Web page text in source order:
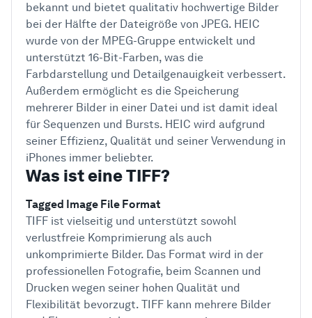
bekannt und bietet qualitativ hochwertige Bilder
bei der Hälfte der Dateigröße von JPEG. HEIC
wurde von der MPEG-Gruppe entwickelt und
unterstützt 16-Bit-Farben, was die
Farbdarstellung und Detailgenauigkeit verbessert.
Außerdem ermöglicht es die Speicherung
mehrerer Bilder in einer Datei und ist damit ideal
für Sequenzen und Bursts. HEIC wird aufgrund
seiner Effizienz, Qualität und seiner Verwendung in
iPhones immer beliebter.
Was ist eine TIFF?
Tagged Image File Format
TIFF ist vielseitig und unterstützt sowohl
verlustfreie Komprimierung als auch
unkomprimierte Bilder. Das Format wird in der
professionellen Fotografie, beim Scannen und
Drucken wegen seiner hohen Qualität und
Flexibilität bevorzugt. TIFF kann mehrere Bilder